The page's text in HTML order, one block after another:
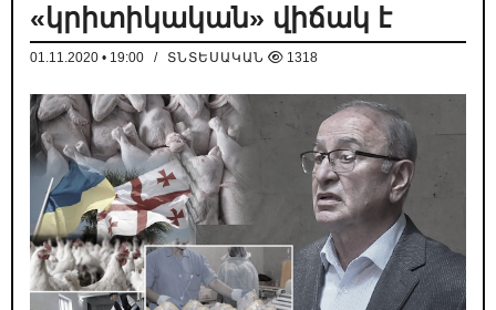
«կրիտիկական» վիճակ է
01.11.2020 • 19:00 / ՏՆՏԵՍԱԿԱՆ 1318